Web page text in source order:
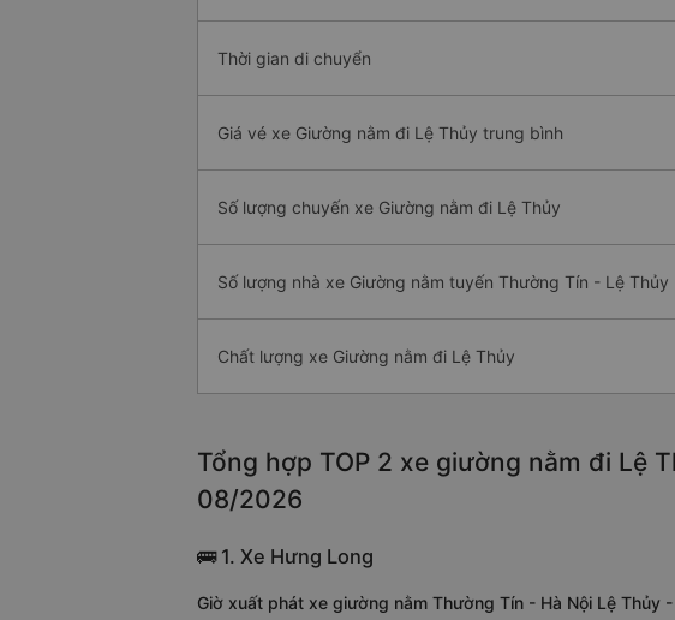
Thời gian di chuyển
Giá vé xe Giường nằm đi Lệ Thủy trung bình
Số lượng chuyến xe Giường nằm đi Lệ Thủy
Số lượng nhà xe Giường nằm tuyến Thường Tín - Lệ Thủy
Chất lượng xe Giường nằm đi Lệ Thủy
Tổng hợp TOP 2 xe giường nằm đi Lệ
08/2026
🚌 1. Xe Hưng Long
Giờ xuất phát xe giường nằm Thường Tín - Hà Nội Lệ Thủy